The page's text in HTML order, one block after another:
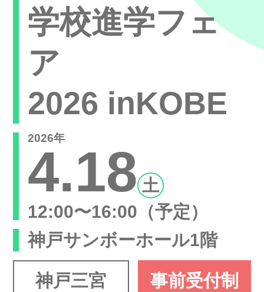
学校進学フェ
ア
2026 inKOBE
2026年
4.18 土
12:00〜16:00（予定）
神戸サンボーホール1階
神戸三宮 事前受付制